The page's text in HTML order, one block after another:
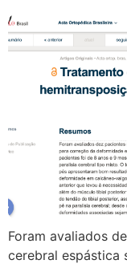
Foram avaliados
cerebral espástica